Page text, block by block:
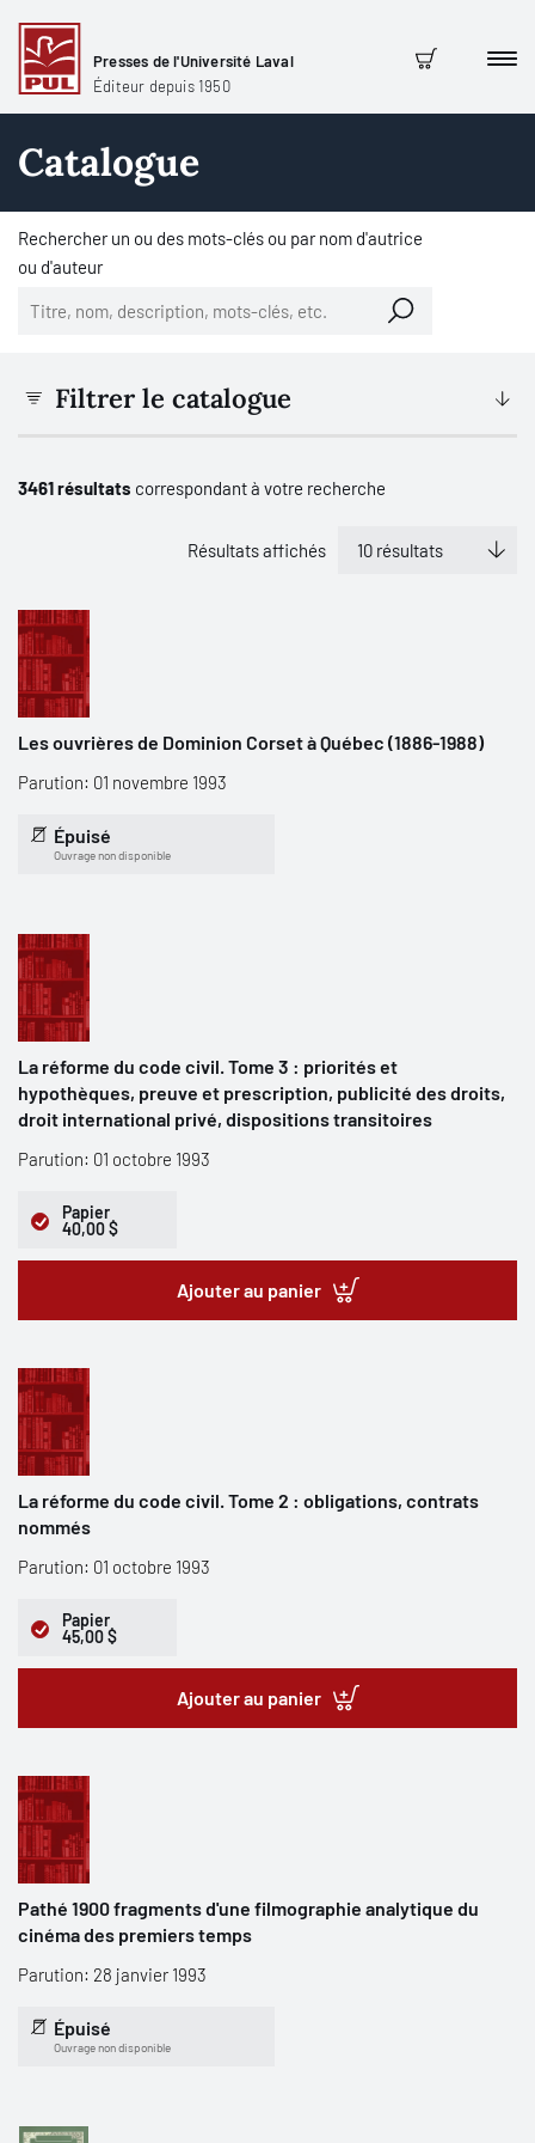
Presses de l'Université Laval
Éditeur depuis 1950
Panier
Catalogue
Rechercher un ou des mots-clés ou par nom d'autrice
ou d'auteur
Filtrer le catalogue
3461 résultats correspondant à votre recherche
Résultats affichés
Les ouvrières de Dominion Corset à Québec (1886-1988)
Parution: 01 novembre 1993
Épuisé
Ouvrage non disponible
La réforme du code civil. Tome 3 : priorités et
hypothèques, preuve et prescription, publicité des droits,
droit international privé, dispositions transitoires
Parution: 01 octobre 1993
Papier
40,00 $
Ajouter au panier
La réforme du code civil. Tome 2 : obligations, contrats
nommés
Parution: 01 octobre 1993
Papier
45,00 $
Ajouter au panier
Pathé 1900 fragments d'une filmographie analytique du
cinéma des premiers temps
Parution: 28 janvier 1993
Épuisé
Ouvrage non disponible